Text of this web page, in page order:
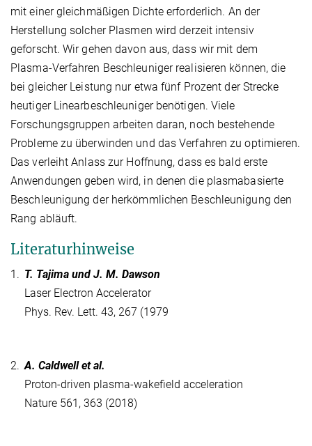
mit einer gleichmäßigen Dichte erforderlich. An der
Herstellung solcher Plasmen wird derzeit intensiv
geforscht. Wir gehen davon aus, dass wir mit dem
Plasma-Verfahren Beschleuniger realisieren können, die
bei gleicher Leistung nur etwa fünf Prozent der Strecke
heutiger Linearbeschleuniger benötigen. Viele
Forschungsgruppen arbeiten daran, noch bestehende
Probleme zu überwinden und das Verfahren zu optimieren.
Das verleiht Anlass zur Hoffnung, dass es bald erste
Anwendungen geben wird, in denen die plasmabasierte
Beschleunigung der herkömmlichen Beschleunigung den
Rang abläuft.
Literaturhinweise
1. T. Tajima und J. M. Dawson
Laser Electron Accelerator
Phys. Rev. Lett. 43, 267 (1979
2. A. Caldwell et al.
Proton-driven plasma-wakefield acceleration
Nature 561, 363 (2018)